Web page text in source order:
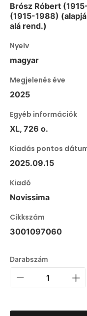
Brósz Róbert
(1915-1988)
alá rend.)
Nyelv
magyar
Megjelenés éve
2025
Egyéb információk
XL, 726 o.
Kiadás pontos
2025.09.15
Kiadó
Novissima
Cikkszám
3001097060
Darabszám